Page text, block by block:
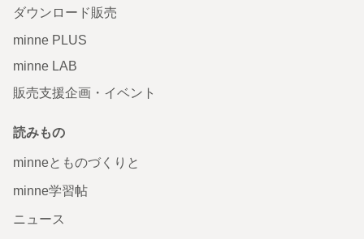
ダウンロード販売
minne PLUS
minne LAB
販売支援企画・イベント
読みもの
minneとものづくりと
minne学習帖
ニュース